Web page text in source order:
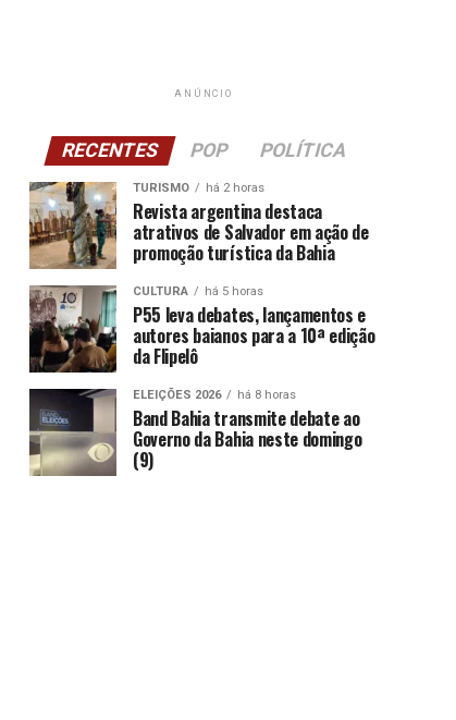
ANÚNCIO
RECENTES POP POLÍTICA
TURISMO há 2 horas
Revista argentina destaca
atrativos de Salvador em ação de
promoção turística da Bahia
CULTURA há 5 horas
P55 leva debates, lançamentos e
autores baianos para a 10ª edição
da Flipelô
ELEIÇÕES 2026 há 8 horas
Band Bahia transmite debate ao
Governo da Bahia neste domingo
(9)